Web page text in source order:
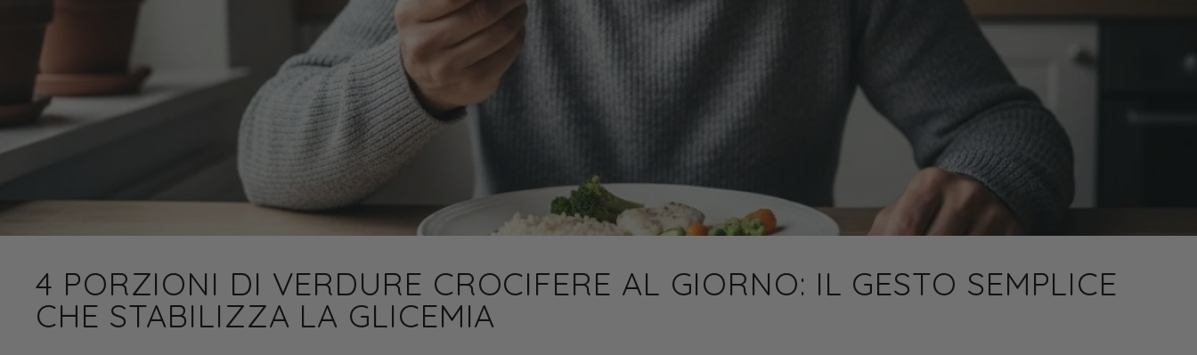
4 PORZIONI DI VERDURE CROCIFERE AL GIORNO: IL GESTO SEMPLICE
CHE STABILIZZA LA GLICEMIA